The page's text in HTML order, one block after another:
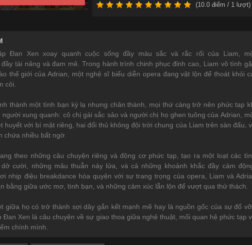
(10.0điểm / 1lượt)
Đan Xen xoay quanh cuộc sống đầy màu sắc và rắc rối của Liam,
tài năng và đam mê. Trong hành trình chinh phục đỉnh cao, Liam vô tình
thế giới của Adrian, một nghệ sĩ biểu diễn opera đang vật lộn để thoát khỏi
cỏi.
thành một tình bạn kỳ lạ nhưng chân thành, mọi thứ càng trở nên phức tạp
xung quanh: cô chị gái sắc sảo và người chị họ ghen tuông của Adrian,
huyết với bí mật riêng, hai đối thủ không đội trời chung của Liam trên sàn đấu,
chứa nhiều bất ngờ.
theo những câu chuyện riêng và động cơ phức tạp, tạo ra một loạt các
cười, những mâu thuẫn nảy lửa, và cả những khoảnh khắc đầy cảm
nhịp điệu breakdance hòa quyện với sự trang trọng của opera, Liam và
bằng giữa ước mơ, tình bạn, và những cảm xúc lẫn lộn để vượt qua thử thách.
giữa họ có trở thành sợi dây gắn kết mạnh mẽ hay là nguồn gốc của sự đổ
Đan Xen là câu chuyện về sự giao thoa giữa nghệ thuật, mối quan hệ phức tạp
chính mình.